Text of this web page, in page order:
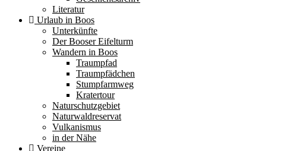
Literatur
Urlaub in Boos
Unterkünfte
Der Booser Eifelturm
Wandern in Boos
Traumpfad
Traumpfädchen
Stumpfarmweg
Kratertour
Naturschutzgebiet
Naturwaldreservat
Vulkanismus
in der Nähe
Vereine